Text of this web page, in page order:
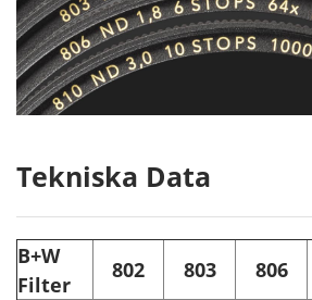
Tekniska Data
B+W
Filter
802 803 806